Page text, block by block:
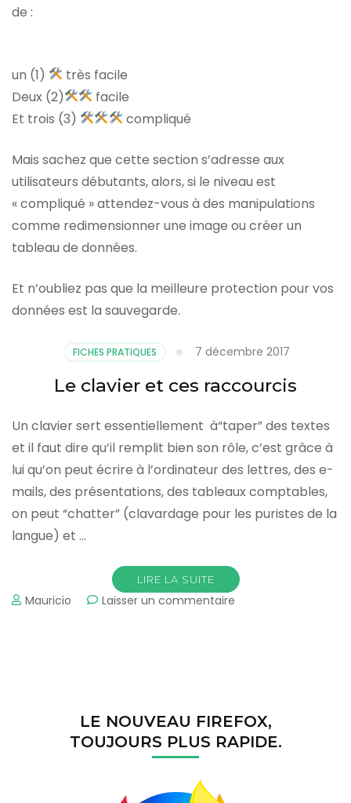
de :
un (1)
très facile
Deux (2)
facile
Et trois (3)
compliqué
Mais sachez que cette section s’adresse aux
utilisateurs débutants, alors, si le niveau est
« compliqué » attendez-vous à des manipulations
comme redimensionner une image ou créer un
tableau de données.
Et n’oubliez pas que la meilleure protection pour vos
données est la sauvegarde.
FICHES PRATIQUES 7 décembre 2017
Le clavier et ces raccourcis
Un clavier sert essentiellement à“taper” des textes
et il faut dire qu’il remplit bien son rôle, c’est grâce à
lui qu’on peut écrire à l’ordinateur des lettres, des e-
mails, des présentations, des tableaux comptables,
on peut “chatter” (clavardage pour les puristes de la
langue) et …
LIRE LA SUITE
Mauricio Laisser un commentaire
LE NOUVEAU FIREFOX,
TOUJOURS PLUS RAPIDE.